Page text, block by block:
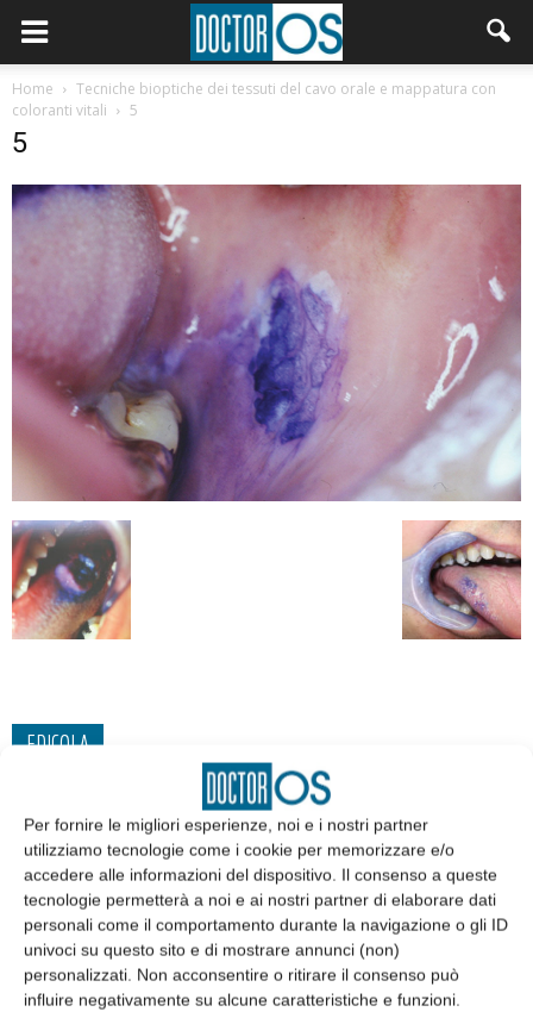
Per fornire le migliori esperienze, noi e i nostri partner
utilizziamo tecnologie come i cookie per memorizzare e/o
accedere alle informazioni del dispositivo. Il consenso a queste
tecnologie permetterà a noi e ai nostri partner di elaborare dati
personali come il comportamento durante la navigazione o gli ID
univoci su questo sito e di mostrare annunci (non)
personalizzati. Non acconsentire o ritirare il consenso può
influire negativamente su alcune caratteristiche e funzioni.
Home
Tecniche bioptiche dei tessuti del cavo orale e mappatura con
coloranti vitali
5
5
EDICOLA